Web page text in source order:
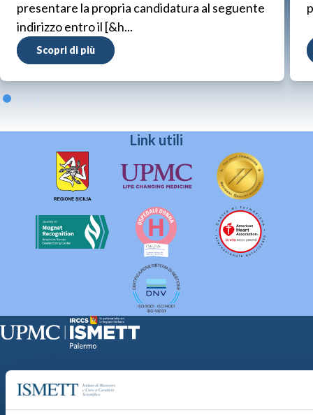
presentare la propria candidatura al seguente
indirizzo entro il [&h...
Scopri di più
Link utili
Via Discesa dei Giudici 4 90133 Palermo